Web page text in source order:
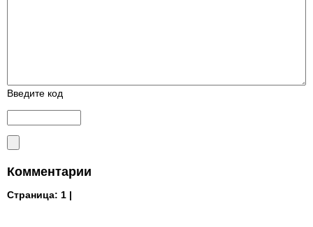
Введите код
Комментарии
Страница: 1 |